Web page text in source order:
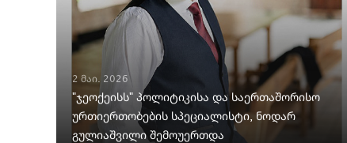
2 მაი. 2026
"ჯეოქეისს" პოლიტიკისა და საერთაშორისო
ურთიერთობების სპეციალისტი, ნოდარ
გულიაშვილი შემოუერთდა